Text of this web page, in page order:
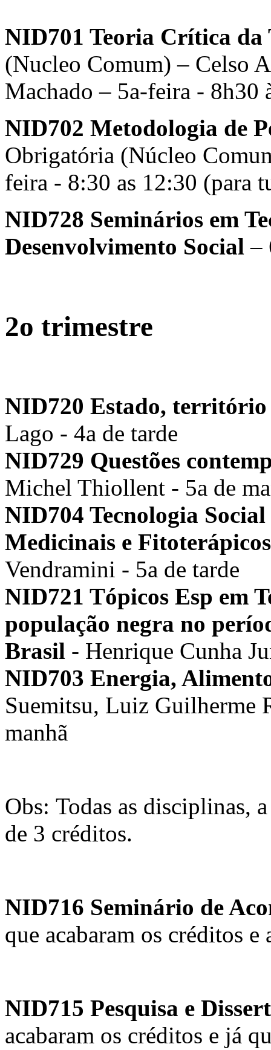
NID701 Teoria Crítica da
(Nucleo Comum) – Celso
Machado – 5a-feira - 8h30
NID702 Metodologia de
Obrigatória (Núcleo
feira - 8:30 as 12:30 (para
NID728 Seminários em
Desenvolvimento Social–
2o trimestre
NID720 Estado, território
Lago - 4a de tarde
NID729 Questões
Michel Thiollent - 5a de
NID704 Tecnologia
Medicinais e Fitoterápicos
Vendramini - 5a de tarde
NID721 Tópicos Esp em
população negra no
Brasil - Henrique Cunha
NID703 Energia,
Suemitsu, Luiz Guilherme
manhã
Obs: Todas as disciplinas,
de 3 créditos.
NID716 Seminário de
que acabaram os créditos
NID715 Pesquisa e
acabaram os créditos e já